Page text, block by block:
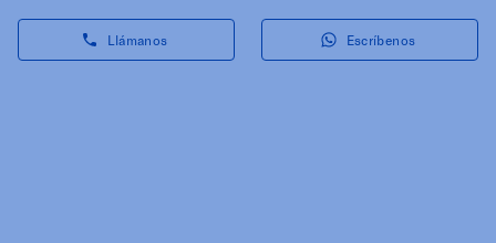
Llámanos Escríbenos